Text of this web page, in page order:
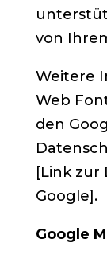
von
Weitere
Web
den
[Link zur
Google].
Google